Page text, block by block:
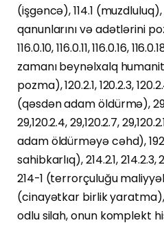
(işgəncə), 114.1
qanunlarını və adətlərini
116.0.10, 116.0.11, 116.0.16,
zamanı beynəlxalq
pozma), 120.2.1, 120.2.3,
(qəsdən adam öldürmə),
29,120.2.4, 29,120.2.7,
adam öldürməyə cəhd),
sahibkarlıq), 214.2.1,
214-1 (terrorçuluğu
(cinayətkar birlik
odlu silah, onun komplekt